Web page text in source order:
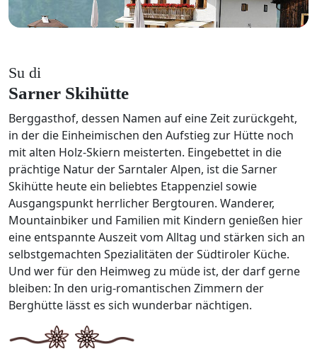
Su di
Sarner Skihütte
Berggasthof, dessen Namen auf eine Zeit zurückgeht,
in der die Einheimischen den Aufstieg zur Hütte noch
mit alten Holz-Skiern meisterten. Eingebettet in die
prächtige Natur der Sarntaler Alpen, ist die Sarner
Skihütte heute ein beliebtes Etappenziel sowie
Ausgangspunkt herrlicher Bergtouren. Wanderer,
Mountainbiker und Familien mit Kindern genießen hier
eine entspannte Auszeit vom Alltag und stärken sich an
selbstgemachten Spezialitäten der Südtiroler Küche.
Und wer für den Heimweg zu müde ist, der darf gerne
bleiben: In den urig-romantischen Zimmern der
Berghütte lässt es sich wunderbar nächtigen.